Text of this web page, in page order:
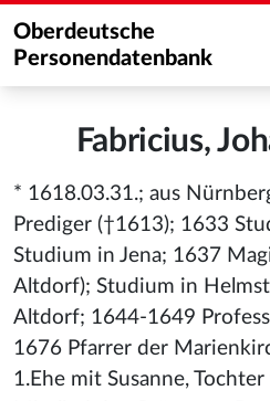
Oberdeutsche
Personendatenbank
Fabricius,
* 1618.03.31.; aus
Prediger (†1613); 1633
Studium in Jena; 1637
Altdorf); Studium in
Altdorf; 1644-1649
1676 Pfarrer der
1.Ehe mit Susanne,